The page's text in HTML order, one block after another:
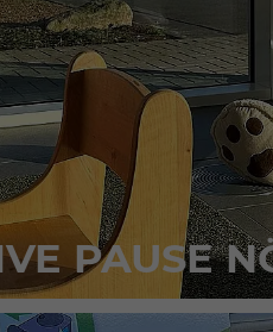
PAUSE